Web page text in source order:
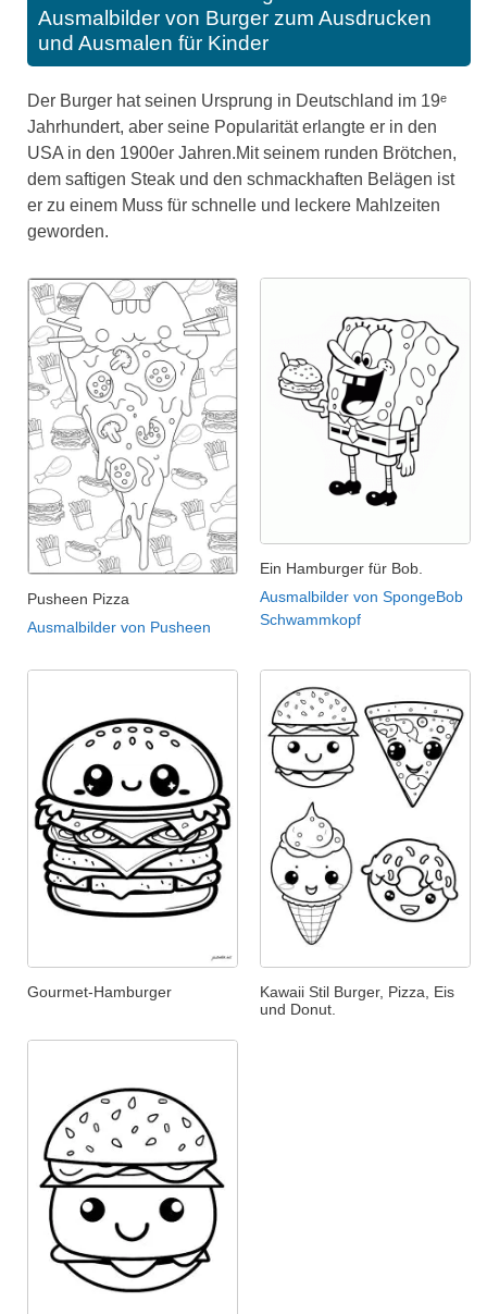
Ausmalbilder von Burger zum Ausdrucken
und Ausmalen für Kinder
Der Burger hat seinen Ursprung in Deutschland im 19ᵉ
Jahrhundert, aber seine Popularität erlangte er in den
USA in den 1900er Jahren.Mit seinem runden Brötchen,
dem saftigen Steak und den schmackhaften Belägen ist
er zu einem Muss für schnelle und leckere Mahlzeiten
geworden.
Pusheen Pizza
Ausmalbilder von Pusheen
Ein Hamburger für Bob.
Ausmalbilder von SpongeBob
Schwammkopf
Gourmet-Hamburger
Kawaii Stil Burger, Pizza, Eis
und Donut.